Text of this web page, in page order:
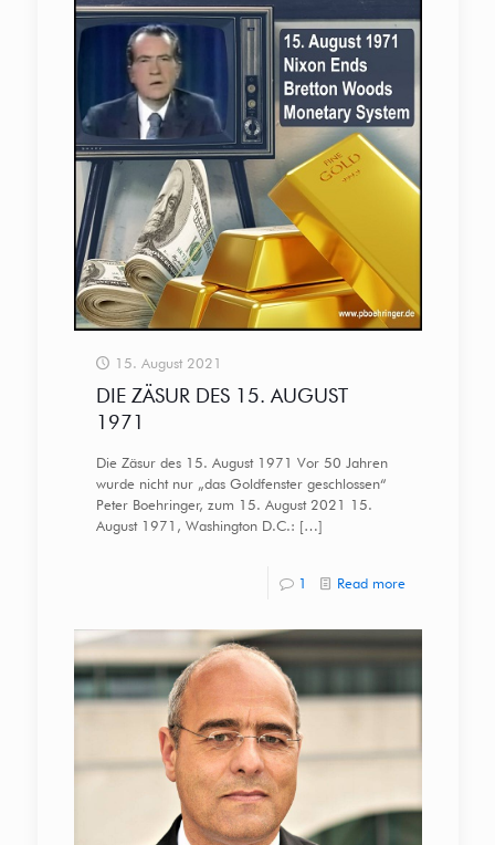
15. August 2021
DIE ZÄSUR DES 15. AUGUST
1971
Die Zäsur des 15. August 1971 Vor 50 Jahren
wurde nicht nur „das Goldfenster geschlossen“
Peter Boehringer, zum 15. August 2021 15.
August 1971, Washington D.C.: […]
1 Read more